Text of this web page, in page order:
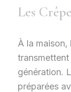
Les
À la maison,
génération.
préparées